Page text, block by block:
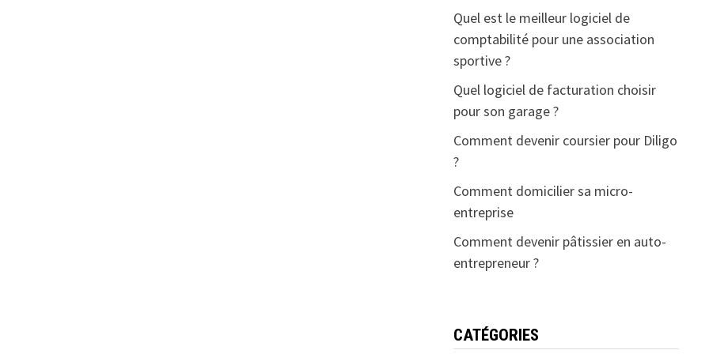
Quel est le meilleur logiciel de
comptabilité pour une association
sportive ?
Quel logiciel de facturation choisir
pour son garage ?
Comment devenir coursier pour Diligo
?
Comment domicilier sa micro-
entreprise
Comment devenir pâtissier en auto-
entrepreneur ?
CATÉGORIES